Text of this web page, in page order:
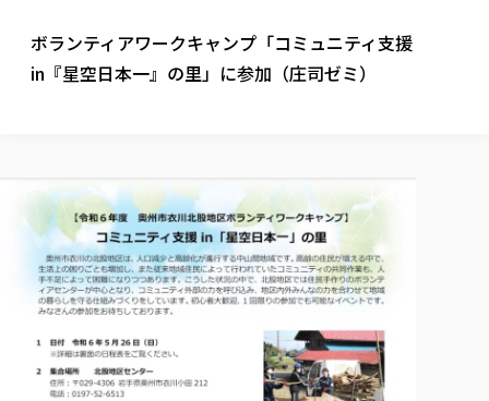
各種方針
校歌の歴史
校章・マーク・カラー
教職員募集
役員・評議員一覧
キャンパス案内
カリキュラム編成ガイドライン
本学のシラバスについて
研究活動における不正行為の防止等に関する対応
大学広報誌「TFU Newsletter 東北福祉大学通信」
初年次教育（リエゾンゼミⅠ）について
リエゾンゼミ・ナビ（テキスト等）
お役立ち情報（リンク集）
放射線モニタリング測定結果（国見キャンパス）
寄附行為
大学評価
IR情報
学校教育法施行規則第172条の2に基づく情報公開
教職課程における情報の公表
学部・学科等設置計画履行状況報告書
情報公開規程
福祉行政学科
教育学部
教育学科
健康科学部
医療経営管理学科
情報福祉マネジメント学科
仏教専修科
大学院
大学院
総合福祉学研究科 社会福祉学専攻 修士課程
総合福祉学研究科 社会福祉学専攻 博士課程
通信教育部
通信教育部
進学相談会
取得可能な資格・免許
東北福祉大学のキャリアサポート
進路・就職支援
東北福祉大学のキャリア教育
採用ご担当者様へ
採用ご担当者様へ
センター長の挨拶
求人の受付について
単独学内説明会のご案内
在学生の方
在学生の方
東北福祉大学求人・インターンシップ検索サイト（キャリタス
卒業生の方
卒業生の方
卒業後のキャリア支援体制
よくあるご質問
課外活動 TOP
大学指定団体紹介
国際交流
海外留学・研修
外国人在学生
Prospective Students
学生支援センター国際交流の活動
社会連携・研究 TOP
東北福祉大学の研究活動
東北福祉大学の研究活動
東北福祉大学の研究紹介
共同研究等をご検討の皆様へ
東北福祉大学の紀要・リポジトリ
東北福祉大学の紀要・リポジトリ
研究紀要
産学・産学官連携
産学・産学官連携
生涯教育・キャリア教育TOP
生涯学習・社会人講座
月例TFU実学臨床研究セミナー
関連法人
取材について
施設利用
ボランティアワークキャンプ「コミュニティ支援
in『星空日本一』の里」に参加（庄司ゼミ）